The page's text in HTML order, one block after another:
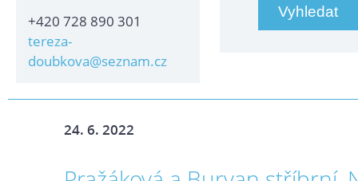
+420 728 890 301
tereza-
doubkova@seznam.cz
24. 6. 2022